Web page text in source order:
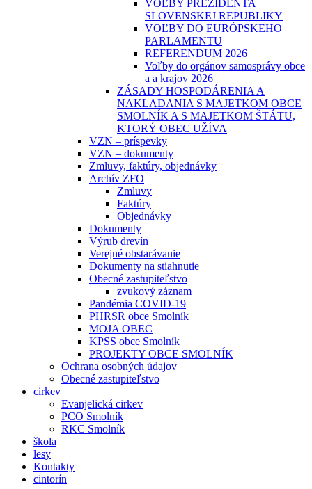
VOĽBY PREZIDENTA
SLOVENSKEJ REPUBLIKY
VOĽBY DO EURÓPSKEHO
PARLAMENTU
REFERENDUM 2026
Voľby do orgánov samosprávy obce
a a krajov 2026
ZÁSADY HOSPODÁRENIA A
NAKLADANIA S MAJETKOM OBCE
SMOLNÍK A S MAJETKOM ŠTÁTU,
KTORÝ OBEC UŽÍVA
VZN – príspevky
VZN – dokumenty
Zmluvy, faktúry, objednávky
Archív ZFO
Zmluvy
Faktúry
Objednávky
Dokumenty
Výrub drevín
Verejné obstarávanie
Dokumenty na stiahnutie
Obecné zastupiteľstvo
zvukový záznam
Pandémia COVID-19
PHRSR obce Smolník
MOJA OBEC
KPSS obce Smolník
PROJEKTY OBCE SMOLNÍK
Ochrana osobných údajov
Obecné zastupiteľstvo
cirkev
Evanjelická cirkev
PCO Smolník
RKC Smolník
škola
lesy
Kontakty
cintorín